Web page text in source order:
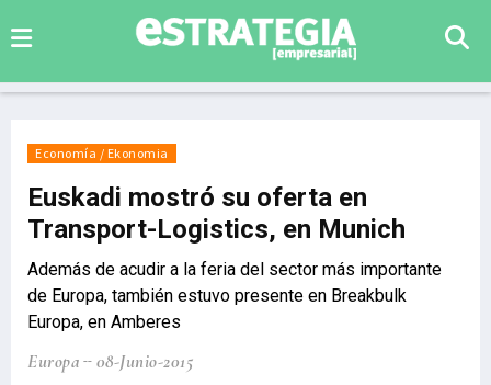
Economía / Ekonomia
Euskadi mostró su oferta en
Transport-Logistics, en Munich
Además de acudir a la feria del sector más importante
de Europa, también estuvo presente en Breakbulk
Europa, en Amberes
Europa 08-Junio-2015